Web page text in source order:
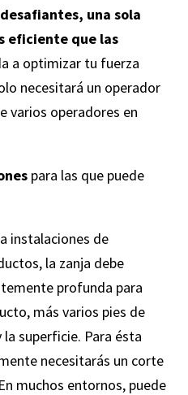
una sola
eficiente que las
a optimizar tu fuerza
necesitará un operador
varios operadores en
para las que puede
instalaciones de
la zanja debe
profunda para
más varios pies de
superficie. Para ésta
necesitarás un corte
muchos entornos, puede